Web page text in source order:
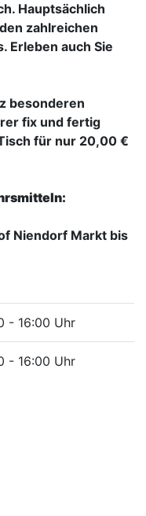
Hauptsächlich
zahlreichen
Erleben auch Sie
besonderen
fix und fertig
für nur 20,00 €
Niendorf Markt bis
- 16:00 Uhr
- 16:00 Uhr